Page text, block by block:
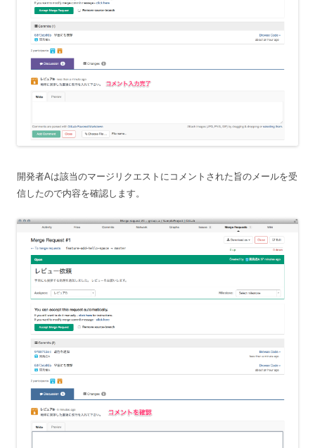
開発者Aは該当のマージリクエストにコメントされた旨のメールを受
信したので内容を確認します。